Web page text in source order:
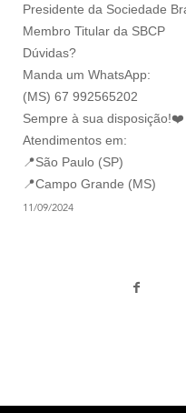
Presidente da Sociedade
Membro Titular da SBCP
Dúvidas?
Manda um WhatsApp:
(MS) 67 992565202
Sempre à sua disposição!❤️
Atendimentos em:
📍São Paulo (SP)
📍Campo Grande (MS)
11/09/2024